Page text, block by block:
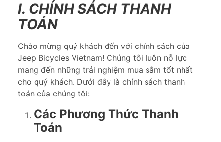
I. CHÍNH SÁCH THANH
TOÁN
Chào mừng quý khách đến với chính sách của
Jeep Bicycles Vietnam! Chúng tôi luôn nỗ lực
mang đến những trải nghiệm mua sắm tốt nhất
cho quý khách. Dưới đây là chính sách thanh
toán của chúng tôi:
Các Phương Thức Thanh
Toán